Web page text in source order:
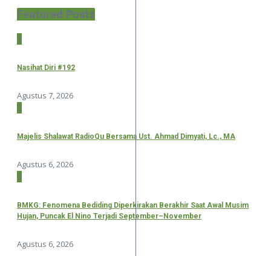
Featured Posts
1
Nasihat Diri #192
Agustus 7, 2026
2
Majelis Shalawat RadioQu Bersama Ust. Ahmad Dimyati, Lc., MA
Agustus 6, 2026
3
BMKG: Fenomena Bediding Diperkirakan Berakhir Saat Awal Musim
Hujan, Puncak El Nino Terjadi September–November
Agustus 6, 2026